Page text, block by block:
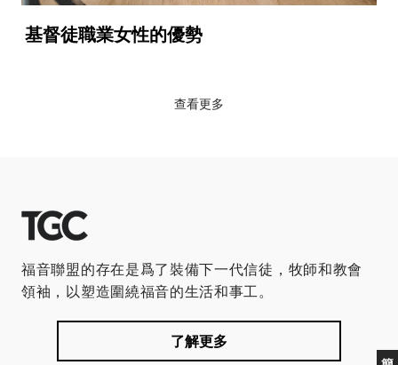
基督徒職業女性的優勢
查看更多
福音聯盟的存在是爲了裝備下一代信徒，牧師和教會
領袖，以塑造圍繞福音的生活和事工。
了解更多